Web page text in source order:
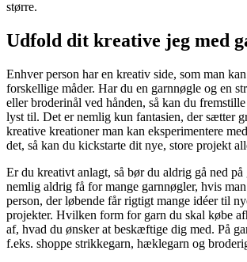
større.
Udfold dit kreative jeg med
Enhver person har en kreativ side, som man
forskellige måder. Har du en garnnøgle og en
eller broderinål ved hånden, så kan du
lyst til. Det er nemlig kun fantasien, der sætter
kreative kreationer man kan eksperimentere
det, så kan du kickstarte dit nye, store projekt
Er du kreativt anlagt, så bør du aldrig gå ned
nemlig aldrig få for mange garnnøgler, hvis
person, der løbende får rigtigt mange idéer til
projekter. Hvilken form for garn du skal købe
af, hvad du ønsker at beskæftige dig med. På
f.eks. shoppe strikkegarn, hæklegarn og